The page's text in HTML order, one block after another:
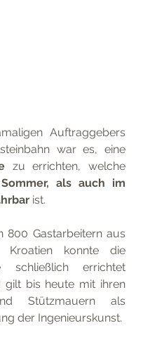
Auftraggebers
zu errichten, welche
als auch im
ist.
800 Gastarbeitern aus
Kroatien konnte die
schließlich errichtet
gilt bis heute mit ihren
Stützmauern als
der Ingenieurskunst.